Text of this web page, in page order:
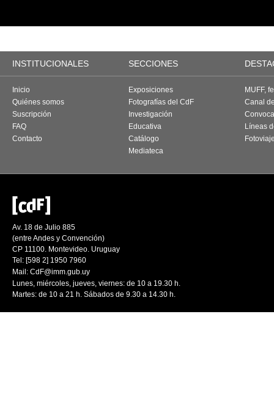
INSTITUCIONALES SECCIONES
Inicio
Quiénes somos
Suscripción
FAQ
Contacto
Exposiciones
Fotografías del CdF
Investigación
Educativa
Catálogo
Mediateca
MUFF,
Canal
Líneas
Av. 18 de Julio 885
(entre Andes y Convención)
CP 11100. Montevideo. Uruguay
Tel: [598 2] 1950 7960
Mail: CdF@imm.gub.uy
Lunes, miércoles, jueves, viernes: de 10 a 19.30 h.
Martes: de 10 a 21 h. Sábados de 9.30 a 14.30 h.